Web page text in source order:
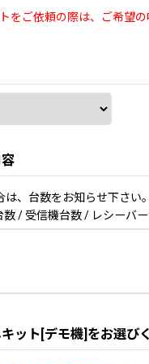
をご依頼の際は、ご希望
は、台数をお知らせ下さい。
/ 受信機台数 / レシーバ
ット[デモ機]をお選び